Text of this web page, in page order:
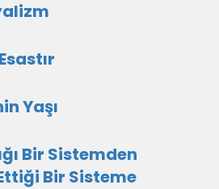
Yaşı
Bir Sistemden
Bir Sisteme